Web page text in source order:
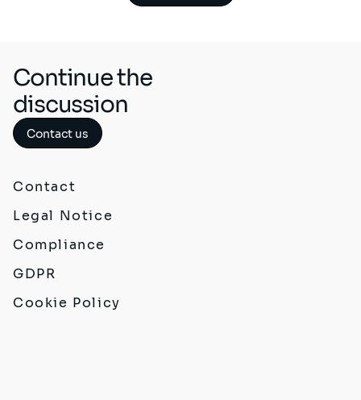
Continue the
discussion
Contact us
Contact
Legal Notice
Compliance
GDPR
Cookie Policy